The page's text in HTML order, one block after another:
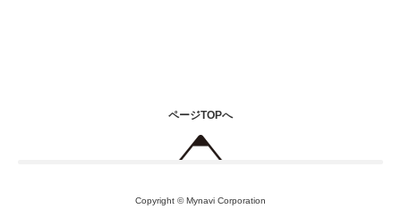
ページTOPへ
Copyright © Mynavi Corporation